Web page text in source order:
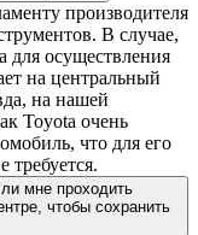
производителя
В случае,
для осуществления
на центральный
на нашей
Toyota очень
что для его
требуется.
мне проходить
чтобы сохранить